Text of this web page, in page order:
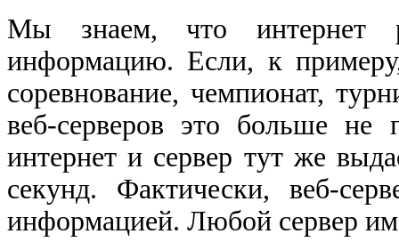
Мы знаем, что интернет
информацию. Если, к
соревнование, чемпионат,
веб-серверов это больше не
интернет и сервер тут же
секунд. Фактически, веб-
информацией. Любой сервер